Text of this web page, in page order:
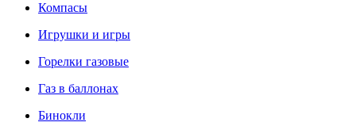
Компасы
Игрушки и игры
Горелки газовые
Газ в баллонах
Бинокли